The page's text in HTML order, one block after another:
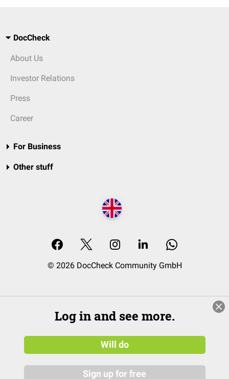
DocCheck
About Us
Investor Relations
Press
Career
For Business
Other stuff
© 2026 DocCheck Community GmbH
Log in and see more.
Will do
Sign up for free